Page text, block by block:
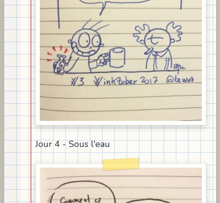
Jour 4 - Sous l'eau